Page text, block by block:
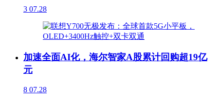
3 07.28
加速全面AI化，海尔智家A股累计回购超19亿
元
8 07.28